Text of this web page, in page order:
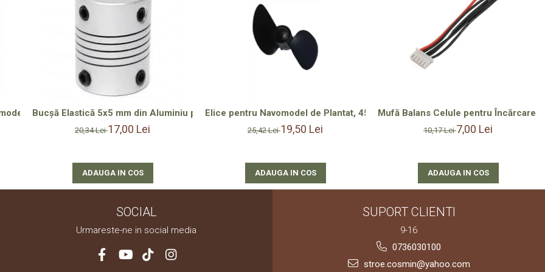
– Precizie și Durabilitate RC
Bucșă Elastică 5x5 mm din Aluminiu pentru Ax Elice – Soluție Versatilă și Durabilă
20,34 Lei17,00 Lei
ADAUGA IN COS
Elice pentru Navomodel de Plantat, 45 mm Dreapta cu Filet M4 – Design cu
25,42 Lei19,50 Lei
ADAUGA IN COS
Mufă Balans Celule pentru Încărcare
10,17 Lei7,00 Lei
ADAUGA IN COS
SOCIAL
Urmareste-ne in social media
SUPORT CLIENTI
9-16
0736030100
stroe.cosmin@yahoo.com